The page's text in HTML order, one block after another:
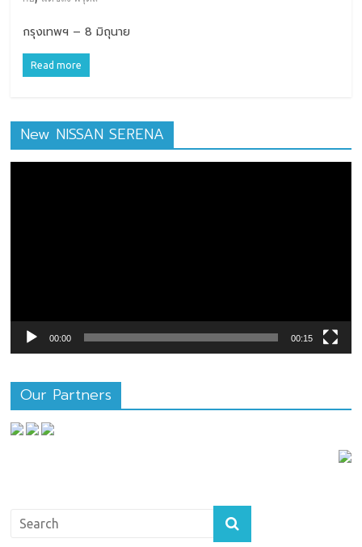
กรุงเทพฯ – 8 มิถุนาย
Read more
New NISSAN SERENA
00:00 00:15
Our Partners